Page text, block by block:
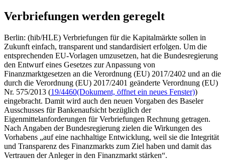
Verbriefungen werden geregelt
Berlin: (hib/HLE) Verbriefungen für die Kapitalmärkte sollen in
Zukunft einfach, transparent und standardisiert erfolgen. Um die
entsprechenden EU-Vorlagen umzusetzen, hat die Bundesregierung
den Entwurf eines Gesetzes zur Anpassung von
Finanzmarktgesetzen an die Verordnung (EU) 2017/2402 und an die
durch die Verordnung (EU) 2017/2401 geänderte Verordnung (EU)
Nr. 575/2013 (19/4460(Dokument, öffnet ein neues Fenster))
eingebracht. Damit wird auch den neuen Vorgaben des Baseler
Ausschusses für Bankenaufsicht bezüglich der
Eigenmittelanforderungen für Verbriefungen Rechnung getragen.
Nach Angaben der Bundesregierung zielen die Wirkungen des
Vorhabens „auf eine nachhaltige Entwicklung, weil sie die Integrität
und Transparenz des Finanzmarkts zum Ziel haben und damit das
Vertrauen der Anleger in den Finanzmarkt stärken“.